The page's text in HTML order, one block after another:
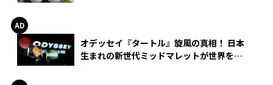
オデッセイ『タートル』旋風の真相！ 日本
生まれの新世代ミッドマレットが世界を席